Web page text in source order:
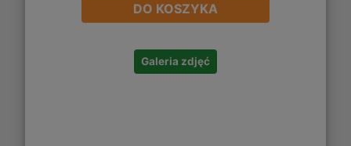
DO KOSZYKA
Galeria zdjęć